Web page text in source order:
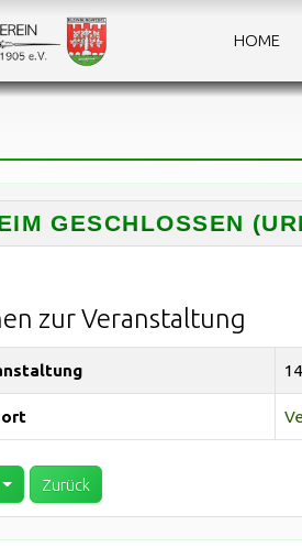
HOME
GESCHLOSSEN
zur Veranstaltung
Zurück